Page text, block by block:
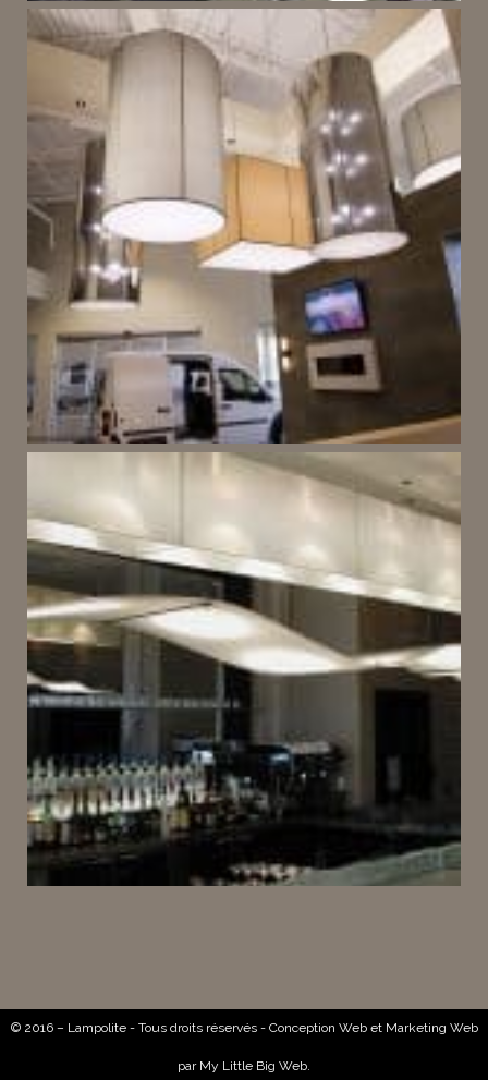
© 2016 – Lampolite - Tous droits réservés - Conception Webet Marketing Web
par My Little Big Web.